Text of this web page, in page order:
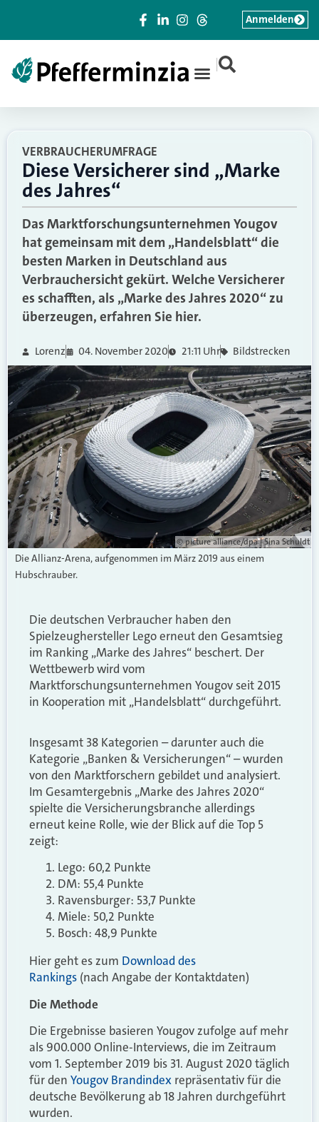
|
Anmelden
VERBRAUCHERUMFRAGE
Diese Versicherer sind „Marke
des Jahres“
Das Marktforschungsunternehmen Yougov
hat gemeinsam mit dem „Handelsblatt“ die
besten Marken in Deutschland aus
Verbrauchersicht gekürt. Welche Versicherer
es schafften, als „Marke des Jahres 2020“ zu
überzeugen, erfahren Sie hier.
Lorenz 04. November 2020 21:11 Uhr Bildstrecken
© picture alliance/dpa | Sina Schuldt
Die Allianz-Arena, aufgenommen im März 2019 aus einem
Hubschrauber.
Die deutschen Verbraucher haben den
Spielzeughersteller Lego erneut den Gesamtsieg
im Ranking „Marke des Jahres“ beschert. Der
Wettbewerb wird vom
Marktforschungsunternehmen Yougov seit 2015
in Kooperation mit „Handelsblatt“ durchgeführt.
Insgesamt 38 Kategorien – darunter auch die
Kategorie „Banken & Versicherungen“ – wurden
von den Marktforschern gebildet und analysiert.
Im Gesamtergebnis „Marke des Jahres 2020“
spielte die Versicherungsbranche allerdings
erneut keine Rolle, wie der Blick auf die Top 5
zeigt:
Lego: 60,2 Punkte
DM: 55,4 Punkte
Ravensburger: 53,7 Punkte
Miele: 50,2 Punkte
Bosch: 48,9 Punkte
Hier geht es zum Download des
Rankings (nach Angabe der Kontaktdaten)
Die Methode
Die Ergebnisse basieren Yougov zufolge auf mehr
als 900.000 Online-Interviews, die im Zeitraum
vom 1. September 2019 bis 31. August 2020 täglich
für den Yougov Brandindex repräsentativ für die
deutsche Bevölkerung ab 18 Jahren durchgeführt
wurden.